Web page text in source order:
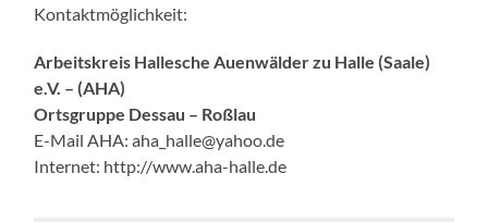
Kontaktmöglichkeit:
Arbeitskreis Hallesche Auenwälder zu Halle (Saale)
e.V. – (AHA)
Ortsgruppe Dessau – Roßlau
E-Mail AHA: aha_halle@yahoo.de
Internet: http://www.aha-halle.de